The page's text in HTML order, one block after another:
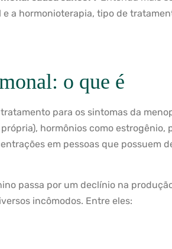
a hormonioterapia, tipo de
o que é
para os sintomas da
hormônios como estrogênio,
em pessoas que possuem
passa por um declínio na
incômodos. Entre eles: